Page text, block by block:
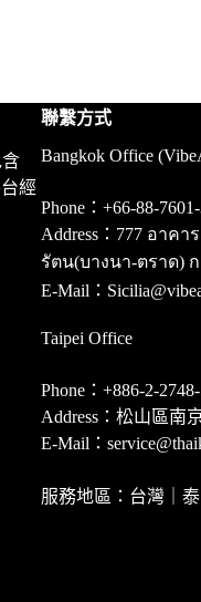
經
聯繫方式
Bangkok Office
Phone：+66-88-
Address：777 อาค
รัตน(บางนา-ตราด)
E-Mail：
Taipei Office
Phone：+886-2-
Address：松山區南
E-Mail：
服務地區：台灣｜